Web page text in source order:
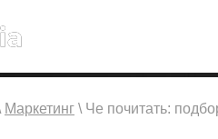
Маркетинг \ Че почитать: